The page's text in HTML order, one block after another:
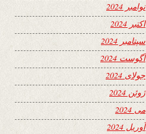
نوامبر 2024
اکتبر 2024
سپتامبر 2024
آگوست 2024
جولای 2024
ژوئن 2024
می 2024
آوریل 2024